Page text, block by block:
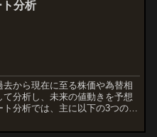
分析
から現在に至る株価や為替相
分析し、未来の値動きを予想
分析では、主に以下の3つの分